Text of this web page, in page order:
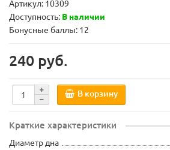
Артикул: 10309
Доступность: В наличии
Бонусные баллы: 12
240 руб.
В корзину
Краткие характеристики
Диаметр дна